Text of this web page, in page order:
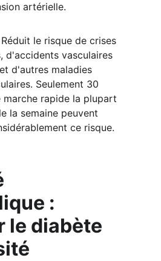
artérielle.
Réduit le risque de crises
d'accidents vasculaires
d'autres maladies
Seulement 30
marche rapide la plupart
la semaine peuvent
ce risque.
:
le diabète